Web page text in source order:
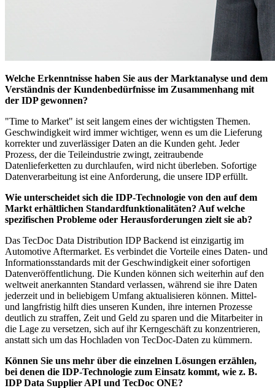
Welche Erkenntnisse haben Sie aus der Marktanalyse und dem
Verständnis der Kundenbedürfnisse im Zusammenhang mit
der IDP gewonnen?
"Time to Market" ist seit langem eines der wichtigsten Themen.
Geschwindigkeit wird immer wichtiger, wenn es um die Lieferung
korrekter und zuverlässiger Daten an die Kunden geht. Jeder
Prozess, der die Teileindustrie zwingt, zeitraubende
Datenlieferketten zu durchlaufen, wird nicht überleben. Sofortige
Datenverarbeitung ist eine Anforderung, die unsere IDP erfüllt.
Wie unterscheidet sich die IDP-Technologie von den auf dem
Markt erhältlichen Standardfunktionalitäten? Auf welche
spezifischen Probleme oder Herausforderungen zielt sie ab?
Das TecDoc Data Distribution IDP Backend ist einzigartig im
Automotive Aftermarket. Es verbindet die Vorteile eines Daten- und
Informationsstandards mit der Geschwindigkeit einer sofortigen
Datenveröffentlichung. Die Kunden können sich weiterhin auf den
weltweit anerkannten Standard verlassen, während sie ihre Daten
jederzeit und in beliebigem Umfang aktualisieren können. Mittel-
und langfristig hilft dies unseren Kunden, ihre internen Prozesse
deutlich zu straffen, Zeit und Geld zu sparen und die Mitarbeiter in
die Lage zu versetzen, sich auf ihr Kerngeschäft zu konzentrieren,
anstatt sich um das Hochladen von TecDoc-Daten zu kümmern.
Können Sie uns mehr über die einzelnen Lösungen erzählen,
bei denen die IDP-Technologie zum Einsatz kommt, wie z. B.
IDP Data Supplier API und TecDoc ONE?